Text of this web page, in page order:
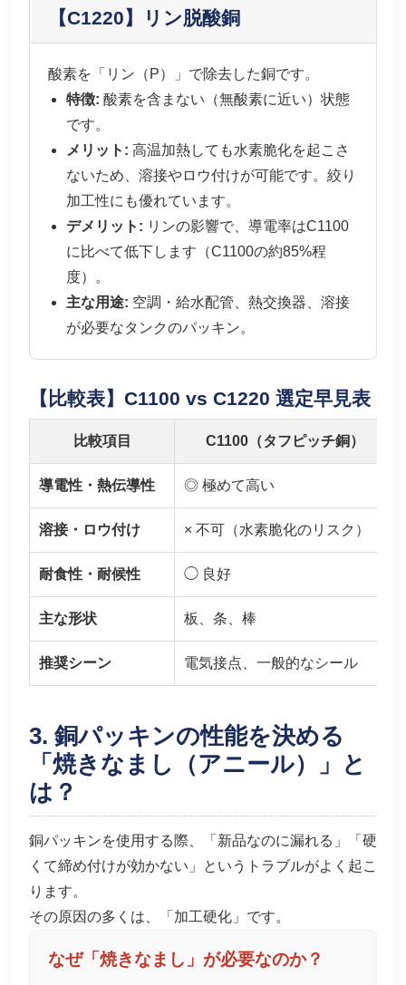
【C1220】リン脱酸銅
酸素を「リン（P）」で除去した銅です。
特徴: 酸素を含まない（無酸素に近い）状態
です。
メリット: 高温加熱しても水素脆化を起こさ
ないため、溶接やロウ付けが可能です。絞り
加工性にも優れています。
デメリット: リンの影響で、導電率はC1100
に比べて低下します（C1100の約85%程
度）。
主な用途: 空調・給水配管、熱交換器、溶接
が必要なタンクのパッキン。
【比較表】C1100 vs C1220 選定早見表
比較項目 C1100（タフピッチ銅）
導電性・熱伝導性 ◎ 極めて高い
溶接・ロウ付け × 不可（水素脆化のリスク）
耐食性・耐候性 ◯ 良好
主な形状 板、条、棒
推奨シーン 電気接点、一般的なシール
3. 銅パッキンの性能を決める
「焼きなまし（アニール）」と
は？
銅パッキンを使用する際、「新品なのに漏れる」「硬
くて締め付けが効かない」というトラブルがよく起こ
ります。
その原因の多くは、「加工硬化」です。
なぜ「焼きなまし」が必要なのか？